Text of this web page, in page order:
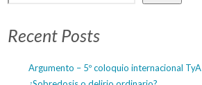
Recent Posts
Argumento – 5º coloquio internacional TyA